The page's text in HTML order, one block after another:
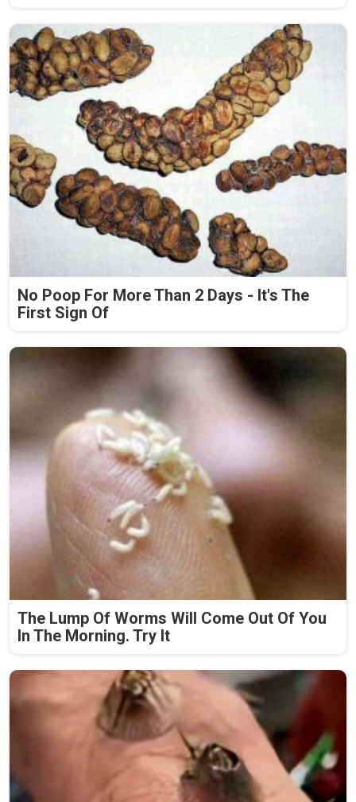
No Poop For More Than 2 Days - It's The
First Sign Of
The Lump Of Worms Will Come Out Of You
In The Morning. Try It